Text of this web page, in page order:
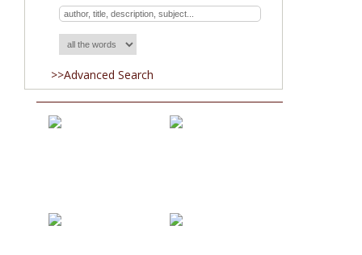
>>Advanced Search